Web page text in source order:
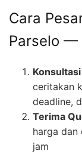
Cara
Parselo —
ceritakan
deadline,
Terima
harga
jam